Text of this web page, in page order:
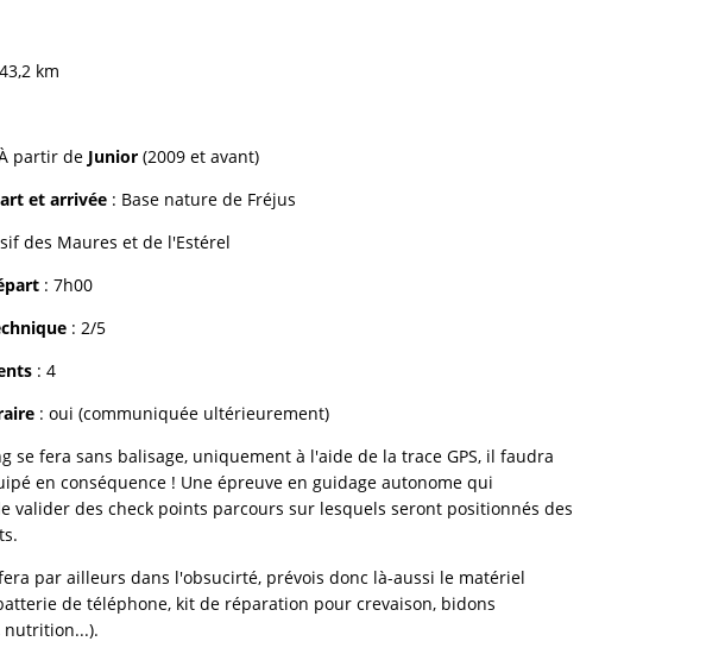
km
partir de Junior (2009 et avant)
et arrivée : Base nature de Fréjus
des Maures et de l'Estérel
: 7h00
: 2/5
: 4
: oui (communiquée ultérieurement)
se fera sans balisage, uniquement à l'aide de la trace GPS, il faudra
en conséquence ! Une épreuve en guidage autonome qui
valider des check points parcours sur lesquels seront positionnés des
par ailleurs dans l'obsucirté, prévois donc là-aussi le matériel
de téléphone, kit de réparation pour crevaison, bidons
nutrition...).